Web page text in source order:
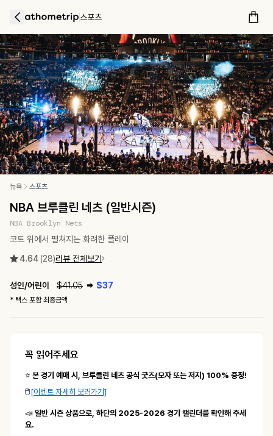
스포츠
뉴욕 스포츠
NBA 브루클린 네츠 (일반시즌)
NBA Brooklyn Nets
코트 위에서 펼쳐지는 화려한 플레이
4.64 (28)리뷰 전체보기
성인/어린이 $41.05 $37
* 택스 포함 최종금액
꼭 읽어주세요
⭐️ 본 경기 예매 시, 브루클린 네츠 공식 굿즈(모자 또는 저지) 100% 증정!
🖱️[이벤트 자세히 보러가기]
📣 일반 시즌 상품으로, 하단의 2025-2026 경기 캘린더를 확인해 주세
요.